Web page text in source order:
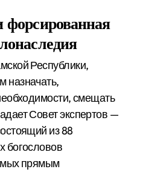
Республики,
назначать,
смещать
Совет экспертов —
из 88
богословов
прямым